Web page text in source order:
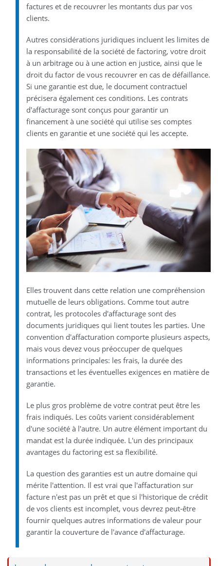
factures et de recouvrer les montants dus par vos
clients.
Autres considérations juridiques incluent les limites de
la responsabilité de la société de factoring, votre droit
à un arbitrage ou à une action en justice, ainsi que le
droit du factor de vous recouvrer en cas de défaillance.
Si une garantie est due, le document contractuel
précisera également ces conditions. Les contrats
d'affacturage sont conçus pour garantir un
financement à une société qui utilise ses comptes
clients en garantie et une société qui les accepte.
Elles trouvent dans cette relation une compréhension
mutuelle de leurs obligations. Comme tout autre
contrat, les protocoles d'affacturage sont des
documents juridiques qui lient toutes les parties. Une
convention d'affacturation comporte plusieurs aspects,
mais vous devez vous préoccuper de quelques
informations principales: les frais, la durée des
transactions et les éventuelles exigences en matière de
garantie.
Le plus gros problème de votre contrat peut être les
frais indiqués. Les coûts varient considérablement
d'une société à l'autre. Un autre élément important du
mandat est la durée indiquée. L'un des principaux
avantages du factoring est sa flexibilité.
La question des garanties est un autre domaine qui
mérite l'attention. Il est vrai que l'affacturation sur
facture n'est pas un prêt et que si l'historique de crédit
de vos clients est incomplet, vous devrez peut-être
fournir quelques autres informations de valeur pour
garantir la couverture de l'avance d'affacturage.